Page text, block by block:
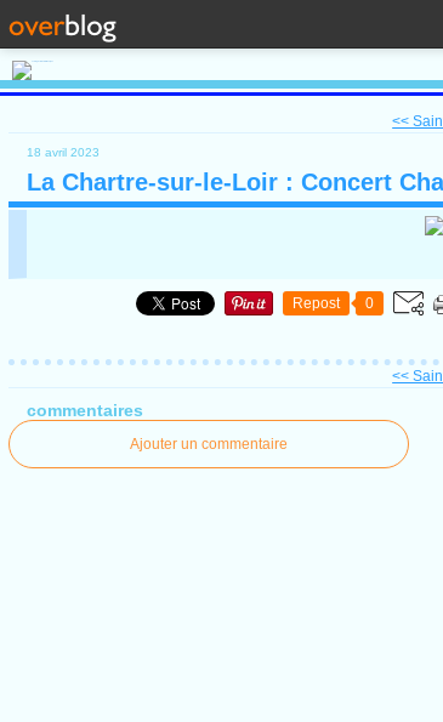
<<
18 avril 2023
La Chartre-sur-le-Loir : Concert
Repost 0
<<
commentaires
Ajouter un commentaire